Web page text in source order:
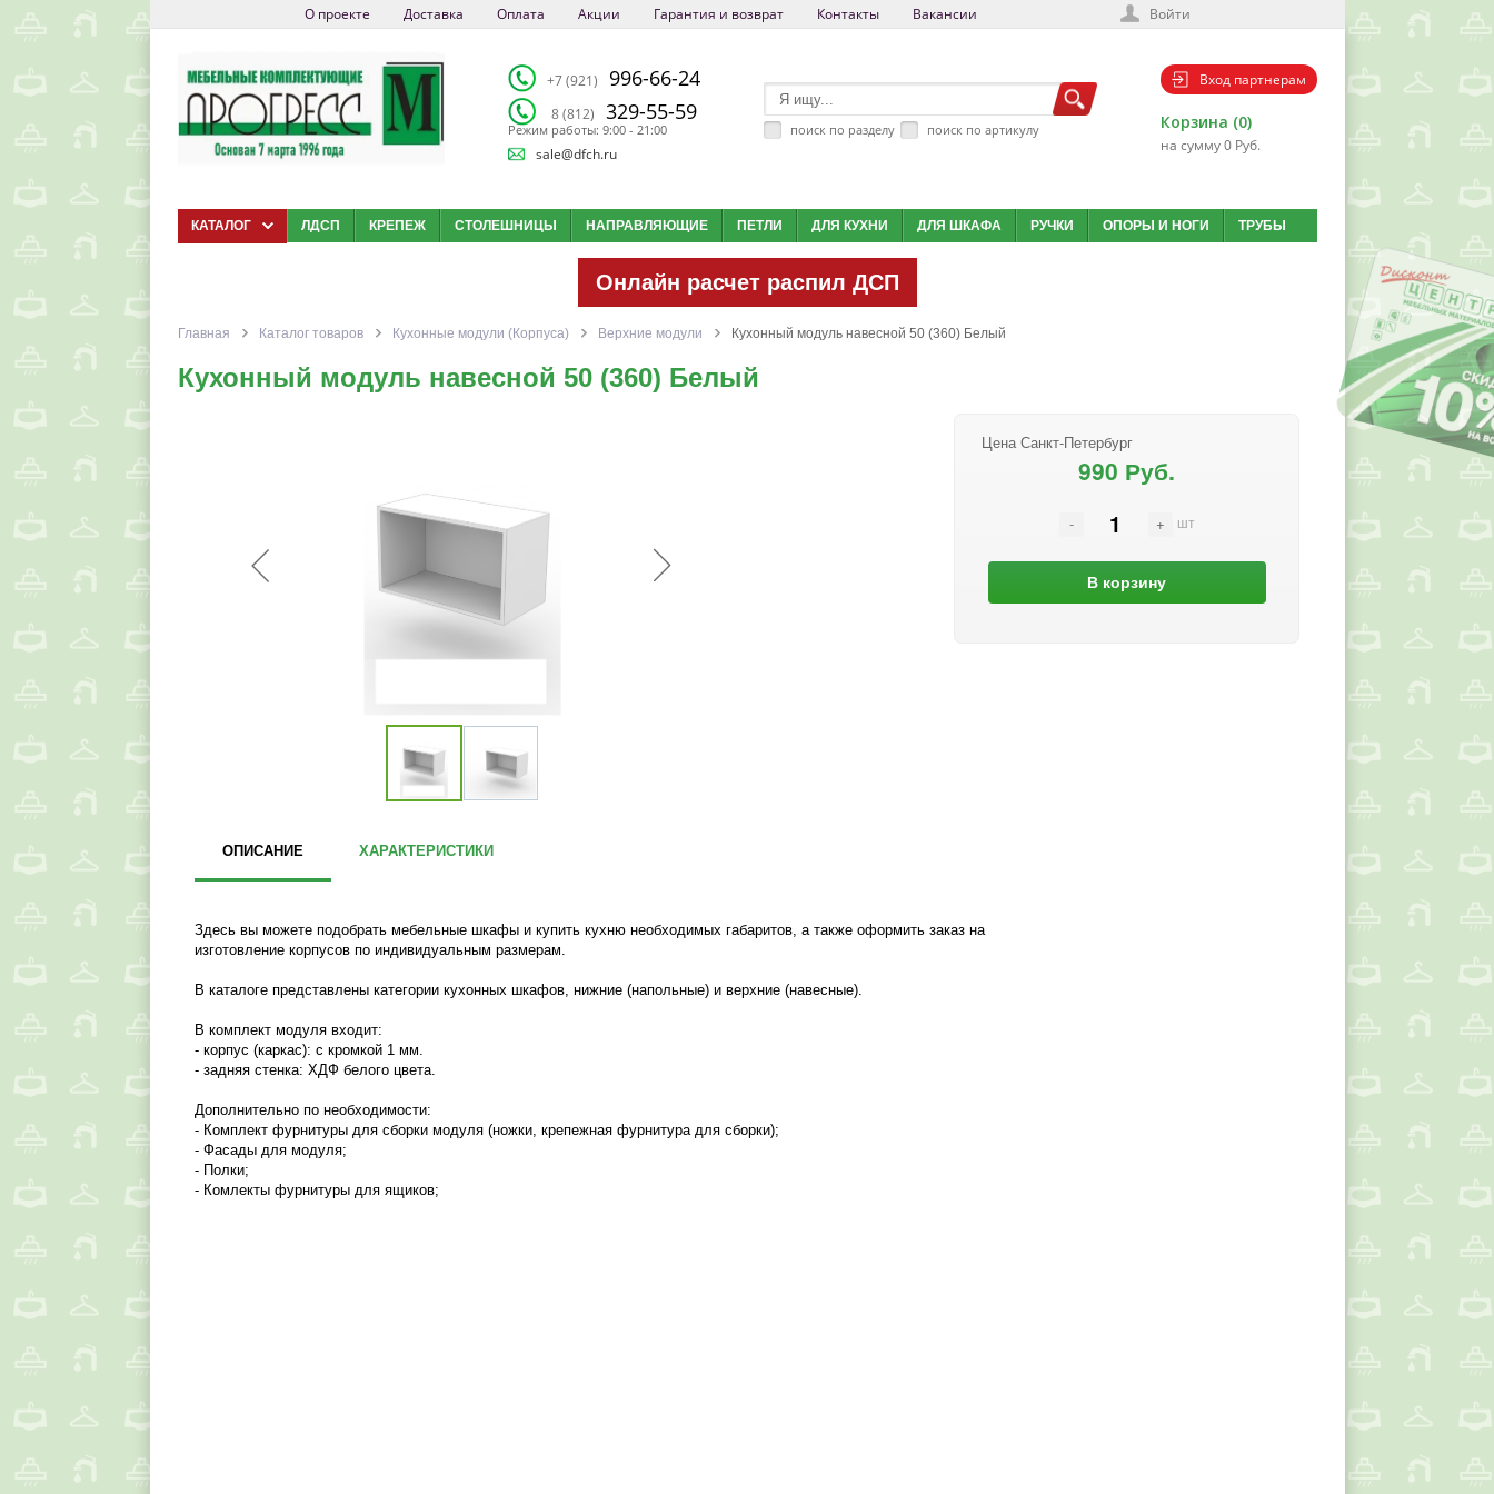
О проекте Доставка Оплата Акции Гарантия и возврат Контакты Вакансии Войти
+7 (921) 996-66-24
8 (812) 329-55-59
Режим работы: 9:00 - 21:00
sale@dfch.ru
поиск по разделу поиск по артикулу
Вход партнерам
Корзина (0)
на сумму 0 Руб.
КАТАЛОГ ЛДСП КРЕПЕЖ СТОЛЕШНИЦЫ НАПРАВЛЯЮЩИЕ ПЕТЛИ ДЛЯ КУХНИ ДЛЯ ШКАФА РУЧКИ ОПОРЫ И НОГИ ТРУБЫ
Онлайн расчет распил ДСП
Главная Каталог товаров Кухонные модули (Корпуса) Верхние модули Кухонный модуль навесной 50 (360) Белый
Кухонный модуль навесной 50 (360) Белый
Цена Санкт-Петербург
990 Руб.
шт
В корзину
ОПИСАНИЕ ХАРАКТЕРИСТИКИ
Здесь вы можете подобрать мебельные шкафы и купить кухню необходимых габаритов, а также оформить заказ на
изготовление корпусов по индивидуальным размерам.
В каталоге представлены категории кухонных шкафов, нижние (напольные) и верхние (навесные).
В комплект модуля входит:
- корпус (каркас): с кромкой 1 мм.
- задняя стенка: ХДФ белого цвета.
Дополнительно по необходимости:
- Комплект фурнитуры для сборки модуля (ножки, крепежная фурнитура для сборки);
- Фасады для модуля;
- Полки;
- Комлекты фурнитуры для ящиков;